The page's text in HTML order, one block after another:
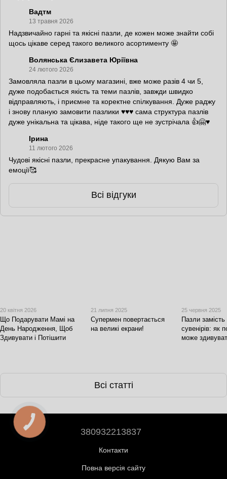
Вадтм
13 травня 2026
Надзвичайно гарні та якісні пазли, де кожен може знайти собі
щось цікаве серед такого великого асортименту 🤩
Волянська Єлизавета Юріївна
24 лютого 2026
Замовляла пазли в цьому магазині, вже може разів 4 чи 5,
дуже подобається якість та теми пазлів, завжди швидко
відправляють, і приємне та коректне спілкування. Дуже раджу
і знову планую замовити пазлики ♥️♥️♥️ сама структура пазлів
дуже унікальна та цікава, ніде такого ще не зустрічала 👍🤗♥️
Ірина
11 лютого 2026
Чудові якісні пазли, прекрасне упакування. Дякую Вам за
емоції🥰
Всі відгуки
20 квітня 2026
Що Подарувати Мамі на
День Народження, Щоб
Здивувати і Потішити
21 липня 2025
Супермен повертається
на великі екрани!
25 червня 2025
Пазли
сувенірів: як
може
Всі статті
380932213837
Контакти
Повна версія сайту